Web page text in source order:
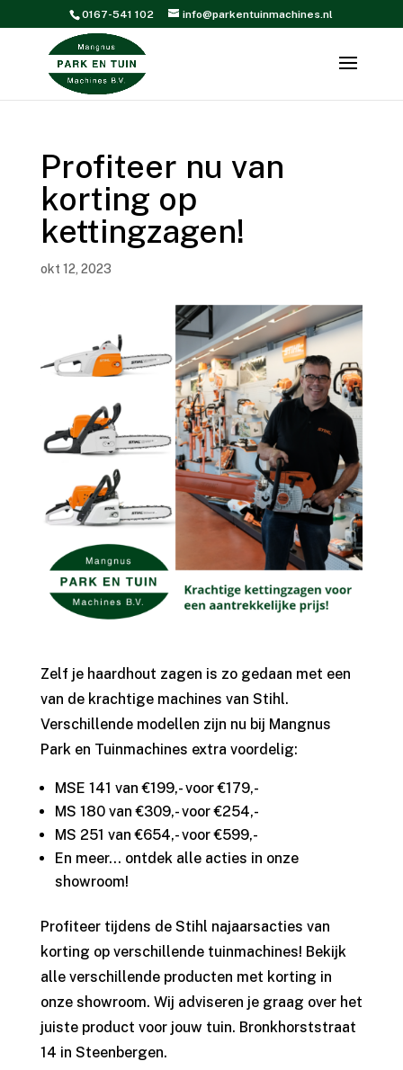
0167-541 102 info@parkentuinmachines.nl
Profiteer nu van
korting op
kettingzagen!
okt 12, 2023
Zelf je haardhout zagen is zo gedaan met een
van de krachtige machines van Stihl.
Verschillende modellen zijn nu bij Mangnus
Park en Tuinmachines extra voordelig:
MSE 141 van €199,- voor €179,-
MS 180 van €309,- voor €254,-
MS 251 van €654,- voor €599,-
En meer… ontdek alle acties in onze
showroom!
Profiteer tijdens de Stihl najaarsacties van
korting op verschillende tuinmachines! Bekijk
alle verschillende producten met korting in
onze showroom. Wij adviseren je graag over het
juiste product voor jouw tuin. Bronkhorststraat
14 in Steenbergen.